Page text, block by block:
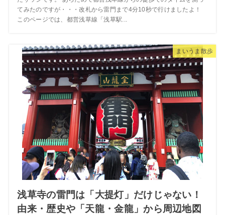
てみたのですが・・・改札から雷門まで4分10秒で行けましたよ！
このページでは、都営浅草線「浅草駅...
まいうま散歩
浅草寺の雷門は「大提灯」だけじゃない！
由来・歴史や「天龍・金龍」から周辺地図